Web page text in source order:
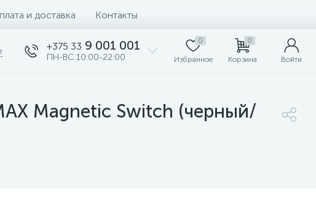
и доставка Контакты
+375 33 9 001 001
ПН-ВС 10:00-22:00
0
Избранное
0
Корзина Войти
Magnetic Switch (черный/